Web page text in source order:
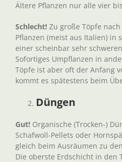
Ältere Pflanzen nur alle vier
Schlecht! Zu große Töpfe
Pflanzen (meist aus Italien) in
einer scheinbar sehr
Sofortiges Umpflanzen in
Töpfe ist aber oft der Anfang
kommt es spätestens beim
Düngen
Gut! Organische (Trocken-)
Schafwoll-Pellets oder
gleich beim Ausräumen zu
Die oberste Erdschicht in den